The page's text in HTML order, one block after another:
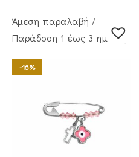
Άμεση παραλαβή /
Παράδoση 1 έως 3 ημέρες
-16%